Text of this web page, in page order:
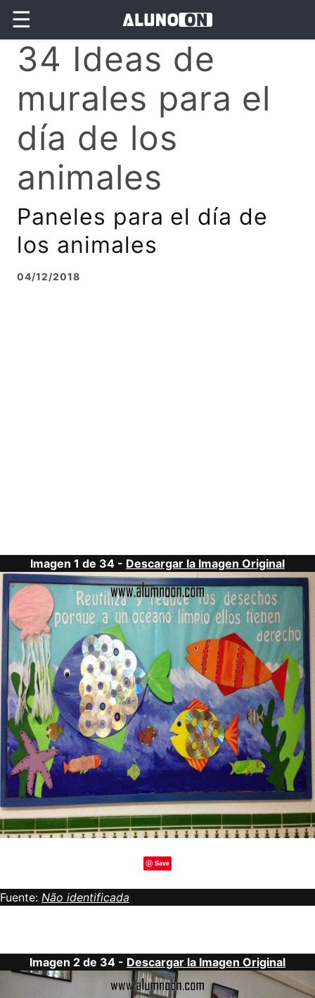
☰
34 Ideas de
murales para el
día de los
animales
Paneles para el día de
los animales
04/12/2018
Imagen 1 de 34 - Descargar la Imagen Original
Save
Fuente: Não identificada
Imagen 2 de 34 - Descargar la Imagen Original